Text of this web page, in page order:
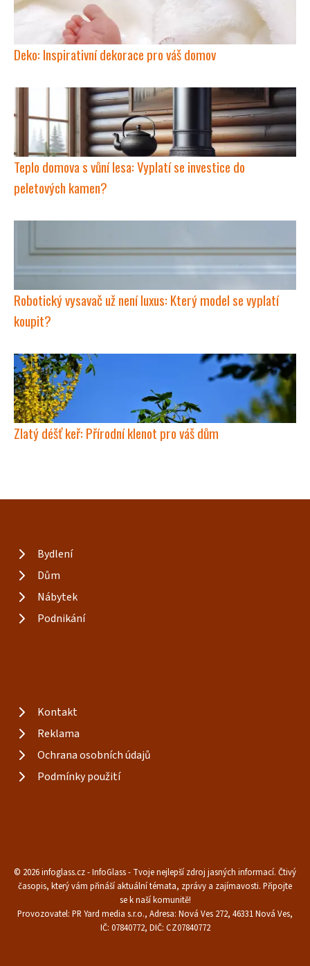
Deko: Inspirativní dekorace pro váš domov
Teplo domova s vůní lesa: Vyplatí se investice do
peletových kamen?
Robotický vysavač už není luxus: Který model se vyplatí
koupit?
Zlatý déšť keř: Přírodní klenot pro váš dům
Bydlení
Dům
Nábytek
Podnikání
Kontakt
Reklama
Ochrana osobních údajů
Podmínky použití
© 2026 infoglass.cz - InfoGlass - Tvoje nejlepší zdroj jasných informací. Čtivý
časopis, který vám přináší aktuální témata, zprávy a zajímavosti. Připojte
se k naší komunitě!
Provozovatel: PR Yard media s.r.o., Adresa: Nová Ves 272, 46331 Nová Ves,
IČ: 07840772, DIČ: CZ07840772